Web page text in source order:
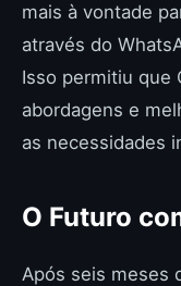
mais à vontade
através do
Isso permitiu que
abordagens e
as necessidades
O Futuro
Após seis meses